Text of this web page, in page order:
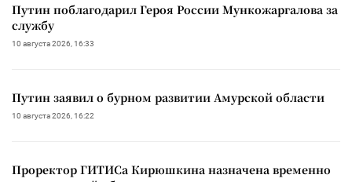
Путин поблагодарил Героя России Мункожаргалова за
службу
10 августа 2026, 16:33
Путин заявил о бурном развитии Амурской области
10 августа 2026, 16:22
Проректор ГИТИСа Кирюшкина назначена временно